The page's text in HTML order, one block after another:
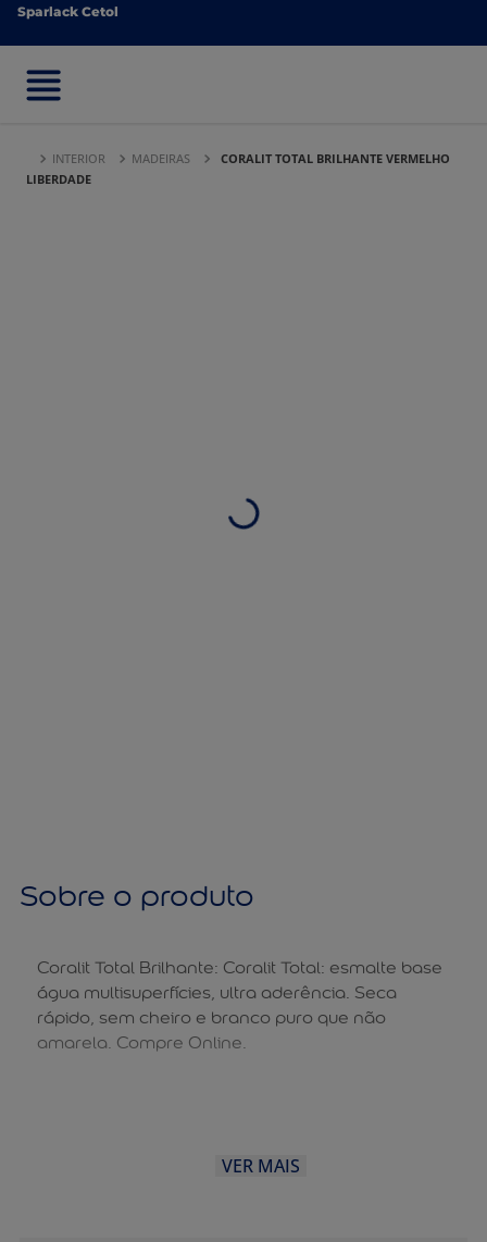
Sparlack Cetol
Sparlack Cetol
INTERIOR MADEIRAS
CORALIT TOTAL BRILHANTE VERMELHO
LIBERDADE
Sobre o produto
Coralit Total Brilhante: Coralit Total: esmalte base
água multisuperfícies, ultra aderência. Seca
rápido, sem cheiro e branco puro que não
amarela. Compre Online.
VER MAIS